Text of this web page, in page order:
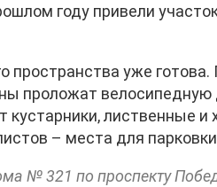
году привели
пространства уже
проложат велосипедную
лиственные и
– места для
№ 321 по проспекту